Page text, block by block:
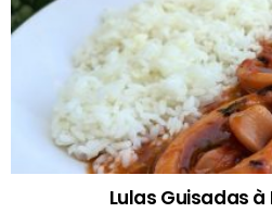
Lulas Guisadas